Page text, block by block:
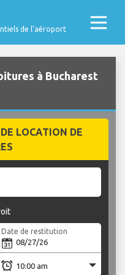
de l’aéroport
à Bucharest
LOCATION DE
Date de restitution